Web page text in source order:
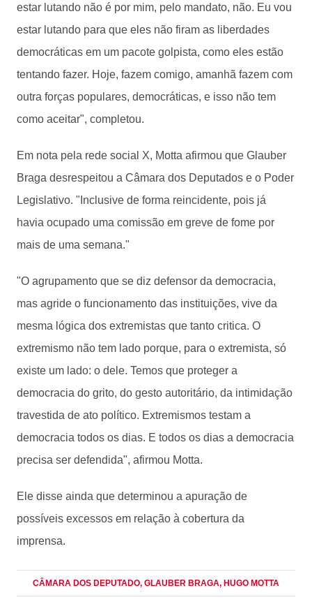
estar lutando não é por mim, pelo mandato, não. Eu vou
estar lutando para que eles não firam as liberdades
democráticas em um pacote golpista, como eles estão
tentando fazer. Hoje, fazem comigo, amanhã fazem com
outra forças populares, democráticas, e isso não tem
como aceitar", completou.
Em nota pela rede social X, Motta afirmou que Glauber
Braga desrespeitou a Câmara dos Deputados e o Poder
Legislativo. "Inclusive de forma reincidente, pois já
havia ocupado uma comissão em greve de fome por
mais de uma semana."
"O agrupamento que se diz defensor da democracia,
mas agride o funcionamento das instituições, vive da
mesma lógica dos extremistas que tanto critica. O
extremismo não tem lado porque, para o extremista, só
existe um lado: o dele. Temos que proteger a
democracia do grito, do gesto autoritário, da intimidação
travestida de ato político. Extremismos testam a
democracia todos os dias. E todos os dias a democracia
precisa ser defendida", afirmou Motta.
Ele disse ainda que determinou a apuração de
possíveis excessos em relação à cobertura da
imprensa.
CÂMARA DOS DEPUTADO, GLAUBER BRAGA, HUGO MOTTA